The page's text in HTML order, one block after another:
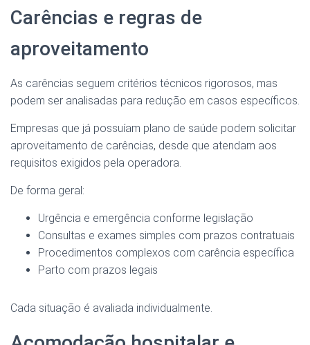
Carências e regras de
aproveitamento
As carências seguem critérios técnicos rigorosos, mas
podem ser analisadas para redução em casos específicos.
Empresas que já possuíam plano de saúde podem solicitar
aproveitamento de carências, desde que atendam aos
requisitos exigidos pela operadora.
De forma geral:
Urgência e emergência conforme legislação
Consultas e exames simples com prazos contratuais
Procedimentos complexos com carência específica
Parto com prazos legais
Cada situação é avaliada individualmente.